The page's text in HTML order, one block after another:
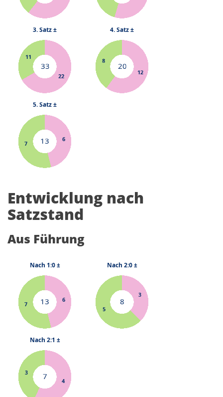
Entwicklung nach
Satzstand
Aus Führung